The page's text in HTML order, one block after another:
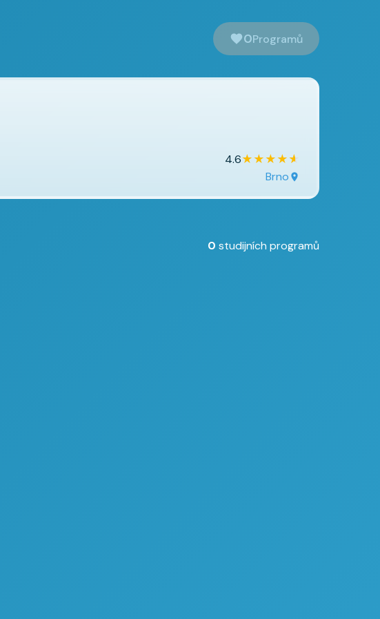
0Programů
4.6★★★★★
Brno
0 studijních programů